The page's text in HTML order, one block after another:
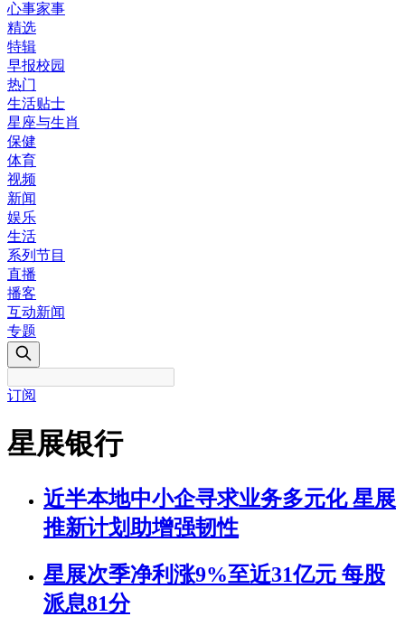
心事家事
精选
特辑
早报校园
热门
生活贴士
星座与生肖
保健
体育
视频
新闻
娱乐
生活
系列节目
直播
播客
互动新闻
专题
订阅
星展银行
近半本地中小企寻求业务多元化 星展
推新计划助增强韧性
星展次季净利涨9%至近31亿元 每股
派息81分